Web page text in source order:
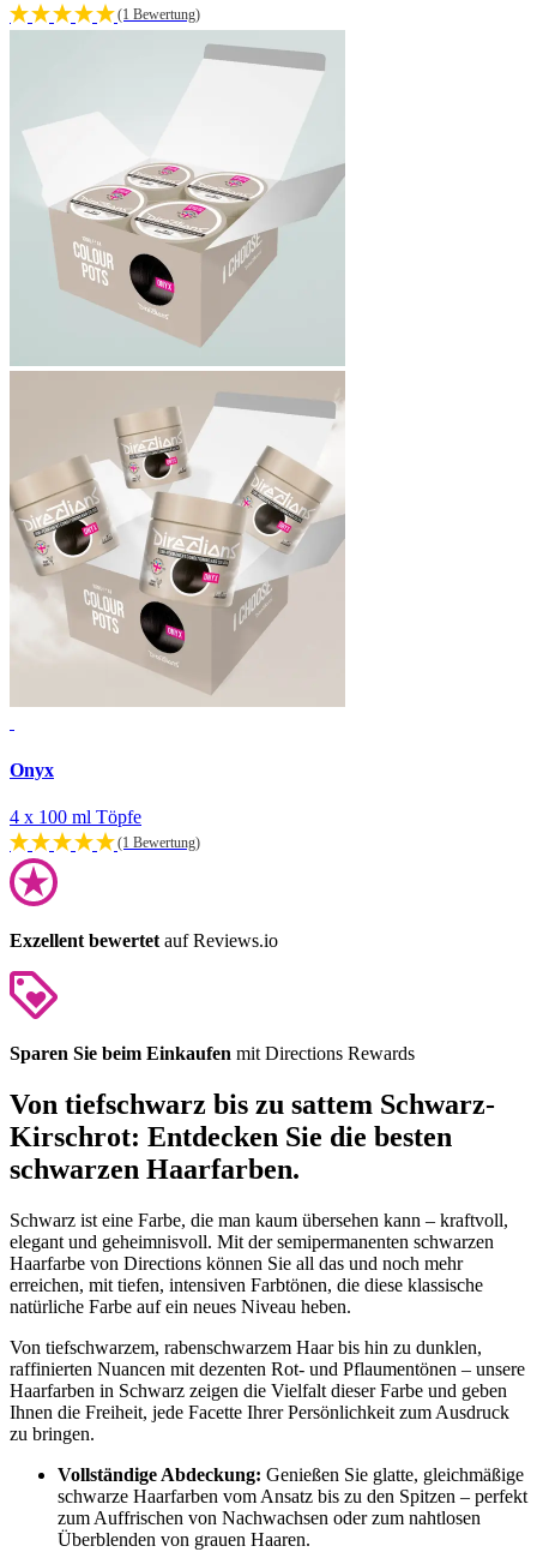
(1 Bewertung)
Onyx
4 x 100 ml Töpfe
(1 Bewertung)
Exzellent bewertet auf Reviews.io
Sparen Sie beim Einkaufen mit Directions Rewards
Von tiefschwarz bis zu sattem Schwarz-
Kirschrot: Entdecken Sie die besten
schwarzen Haarfarben.
Schwarz ist eine Farbe, die man kaum übersehen kann – kraftvoll,
elegant und geheimnisvoll. Mit der semipermanenten schwarzen
Haarfarbe von Directions können Sie all das und noch mehr
erreichen, mit tiefen, intensiven Farbtönen, die diese klassische
natürliche Farbe auf ein neues Niveau heben.
Von tiefschwarzem, rabenschwarzem Haar bis hin zu dunklen,
raffinierten Nuancen mit dezenten Rot- und Pflaumentönen – unsere
Haarfarben in Schwarz zeigen die Vielfalt dieser Farbe und geben
Ihnen die Freiheit, jede Facette Ihrer Persönlichkeit zum Ausdruck
zu bringen.
Vollständige Abdeckung: Genießen Sie glatte, gleichmäßige
schwarze Haarfarben vom Ansatz bis zu den Spitzen – perfekt
zum Auffrischen von Nachwachsen oder zum nahtlosen
Überblenden von grauen Haaren.